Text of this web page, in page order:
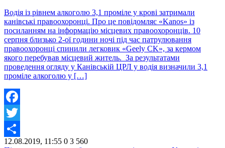
Водія із рівнем алкоголю 3,1 проміле у крові затримали
канівські правоохоронці. Про це повідомляє «Kanos» із
посиланням на інформацію місцевих правоохоронців. 10
серпня близько 2-ої години ночі під час патрулювання
правоохоронці спинили легковик «Geely CK», за кермом
якого перебував місцевий житель. За результатами
проведення огляду у Канівській ЦРЛ у водія визначили 3,1
проміле алкоголю у […]
Facebook
Twitter
Share
12.08.2019, 11:55 0 3 560